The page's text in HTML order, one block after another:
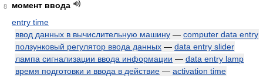
8
момент ввода
entry time
ввод данных в вычислительную машину — computer data entry
ползунковый регулятор ввода данных — data entry slider
лампа сигнализации ввода информации — data entry lamp
время подготовки и ввода в действие — activation time